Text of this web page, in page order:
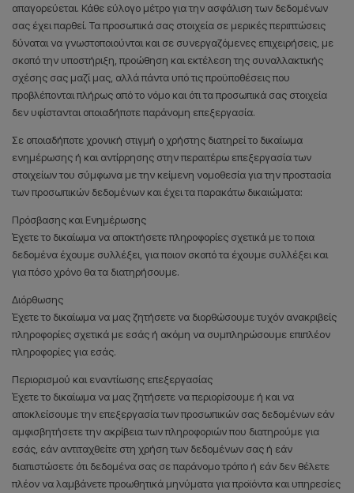
απαγορεύεται. Κάθε εύλογο μέτρο για την ασφάλιση των δεδομένων
σας έχει παρθεί. Τα προσωπικά σας στοιχεία σε μερικές περιπτώσεις
δύναται να γνωστοποιούνται και σε συνεργαζόμενες επιχειρήσεις, με
σκοπό την υποστήριξη, προώθηση και εκτέλεση της συναλλακτικής
σχέσης σας μαζί μας, αλλά πάντα υπό τις προϋποθέσεις που
προβλέπονται πλήρως από το νόμο και ότι τα προσωπικά σας στοιχεία
δεν υφίστανται οποιαδήποτε παράνομη επεξεργασία.
Σε οποιαδήποτε χρονική στιγμή ο χρήστης διατηρεί το δικαίωμα
ενημέρωσης ή και αντίρρησης στην περαιτέρω επεξεργασία των
στοιχείων του σύμφωνα με την κείμενη νομοθεσία για την προστασία
των προσωπικών δεδομένων και έχει τα παρακάτω δικαιώματα:
Πρόσβασης και Ενημέρωσης
Έχετε το δικαίωμα να αποκτήσετε πληροφορίες σχετικά με το ποια
δεδομένα έχουμε συλλέξει, για ποιον σκοπό τα έχουμε συλλέξει και
για πόσο χρόνο θα τα διατηρήσουμε.
Διόρθωσης
Έχετε το δικαίωμα να μας ζητήσετε να διορθώσουμε τυχόν ανακριβείς
πληροφορίες σχετικά με εσάς ή ακόμη να συμπληρώσουμε επιπλέον
πληροφορίες για εσάς.
Περιορισμού και εναντίωσης επεξεργασίας
Έχετε το δικαίωμα να μας ζητήσετε να περιορίσουμε ή και να
αποκλείσουμε την επεξεργασία των προσωπικών σας δεδομένων εάν
αμφισβητήσετε την ακρίβεια των πληροφοριών που διατηρούμε για
εσάς, εάν αντιταχθείτε στη χρήση των δεδομένων σας ή εάν
διαπιστώσετε ότι δεδομένα σας σε παράνομο τρόπο ή εάν δεν θέλετε
πλέον να λαμβάνετε προωθητικά μηνύματα για προϊόντα και υπηρεσίες